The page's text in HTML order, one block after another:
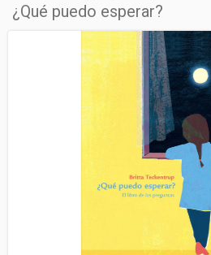
¿Qué puedo esperar?